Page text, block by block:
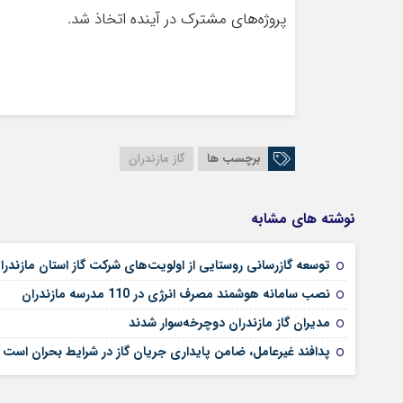
پروژه‌های مشترک در آینده اتخاذ شد.
برچسب ها گاز مازندران
نوشته های مشابه
توسعه گازرسانی روستایی از اولویت‌های شرکت گاز استان
نصب سامانه هوشمند مصرف انرژی در 110 مدرسه مازندران
مدیران گاز مازندران دوچرخه‌سوار شدند
پدافند غیرعامل، ضامن پایداری جریان گاز در شرایط بحران است